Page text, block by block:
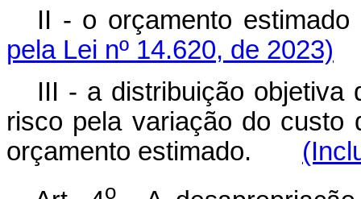
II - o orçamento
pela Lei nº 14.620, de 2023)
III - a distribuição objetiva
risco pela variação do custo
orçamento estimado.
o